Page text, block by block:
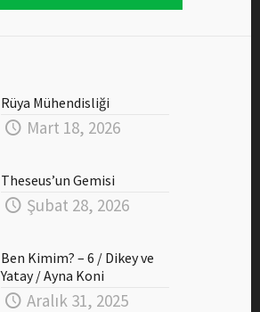
Rüya Mühendisliği
Mart 18, 2026
Theseus’un Gemisi
Şubat 28, 2026
Ben Kimim? – 6 / Dikey ve
Yatay / Ayna Koni
Aralık 31, 2025